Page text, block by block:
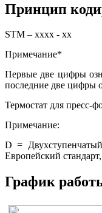
Принцип
STM – xxxx - xx
Примечание*
Первые две цифры
последние две цифры
Термостат для пресс-
Примечание:
D =
Европейский
График